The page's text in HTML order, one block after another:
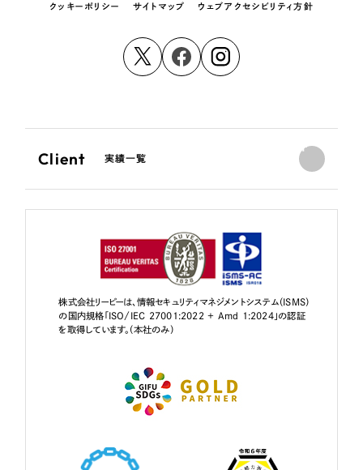
クッキーポリシー サイトマップ ウェブアクセシビリティ方針
Client 実績一覧
株式会社リーピーは、情報セキュリティマネジメントシステム（ISMS）
の国内規格「ISO/IEC 27001:2022 + Amd 1:2024」の認証
を取得しています。（本社のみ）